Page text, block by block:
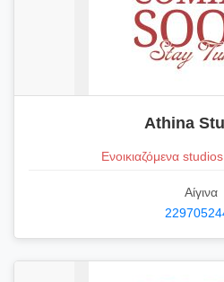
Athina
Ενοικιαζόμενα
Αίγινα